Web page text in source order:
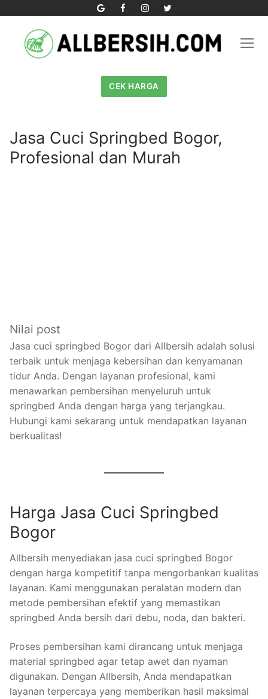
content
CEK HARGA
Jasa Cuci Springbed Bogor,
Profesional dan Murah
Nilai post
Jasa cuci springbed Bogor dari Allbersih adalah solusi
terbaik untuk menjaga kebersihan dan kenyamanan
tidur Anda. Dengan layanan profesional, kami
menawarkan pembersihan menyeluruh untuk
springbed Anda dengan harga yang terjangkau.
Hubungi kami sekarang untuk mendapatkan layanan
berkualitas!
Harga Jasa Cuci Springbed
Bogor
Allbersih menyediakan jasa cuci springbed Bogor
dengan harga kompetitif tanpa mengorbankan kualitas
layanan. Kami menggunakan peralatan modern dan
metode pembersihan efektif yang memastikan
springbed Anda bersih dari debu, noda, dan bakteri.
Proses pembersihan kami dirancang untuk menjaga
material springbed agar tetap awet dan nyaman
digunakan. Dengan Allbersih, Anda mendapatkan
layanan terpercaya yang memberikan hasil maksimal